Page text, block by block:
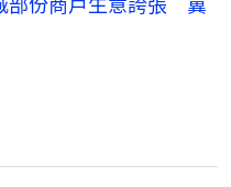
部份商戶生意誇張 冀